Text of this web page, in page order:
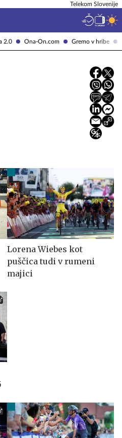
2.0 Ona-On.com Gremo v hribe
Telekom Slovenije
Lorena Wiebes kot
puščica tudi v rumeni
majici